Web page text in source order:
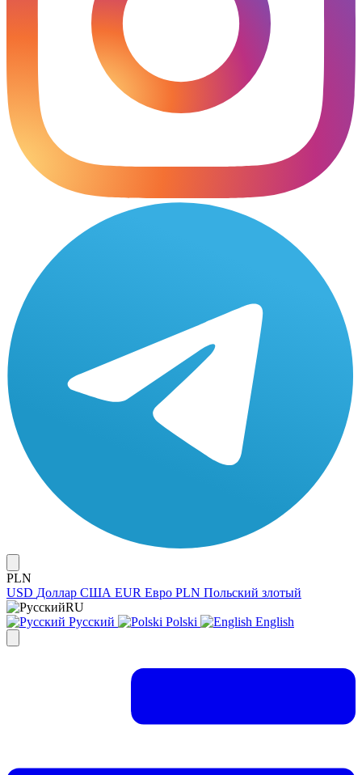
PLN
USD Доллар США EUR Евро PLN Польский злотый
RU
Русский
Polski English